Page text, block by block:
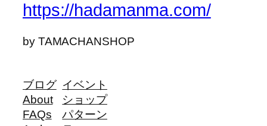
https://hadamanma.com/
by TAMACHANSHOP
ブログ
About
FAQs
イベント
ショップ
パターン